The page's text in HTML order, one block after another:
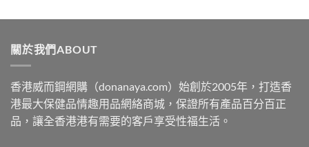
$329
關於我們ABOUT
香港威而鋼網購（donanaya.com）始創於2005年，打造香
港最大保健品情趣用品網絡商城，保證所有產品百分百正
品，讓全香港港有需要的客戶享受性福生活。